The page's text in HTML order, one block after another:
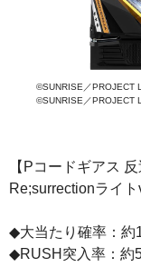
©SUNRISE／
©SUNRISE／
【Pコードギアス
Re;surrectionライト
◆大当たり確率：
◆RUSH突入率：約